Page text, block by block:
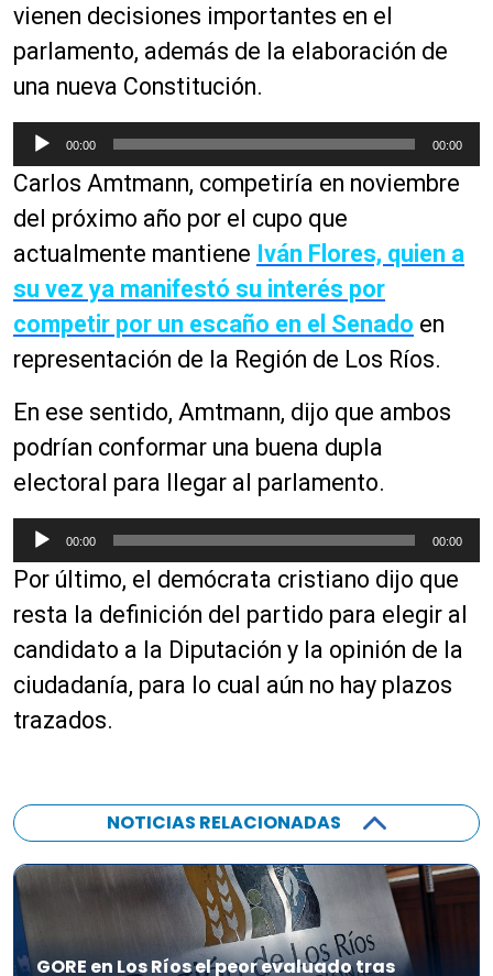
vienen decisiones importantes en el
parlamento, además de la elaboración de
una nueva Constitución.
e
p
r
d
u
c
o
r
d
e
a
i
o
00:00 00:00
Carlos Amtmann, competiría en noviembre
del próximo año por el cupo que
actualmente mantiene Iván Flores, quien a
su vez ya manifestó su interés por
competir por un escaño en el Senado en
representación de la Región de Los Ríos.
En ese sentido, Amtmann, dijo que ambos
podrían conformar una buena dupla
electoral para llegar al parlamento.
e
p
r
d
u
c
d
a
u
d
00:00 00:00
Por último, el demócrata cristiano dijo que
resta la definición del partido para elegir al
candidato a la Diputación y la opinión de la
ciudadanía, para lo cual aún no hay plazos
trazados.
NOTICIAS RELACIONADAS
GORE en Los Ríos el peor evaluado tras